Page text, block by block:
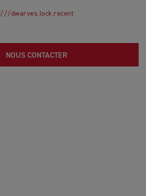
///dwarves.lock.recent
NOUS CONTACTER